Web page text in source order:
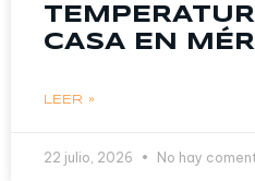
CASA EN
LEER »
22 julio, 2026 No hay